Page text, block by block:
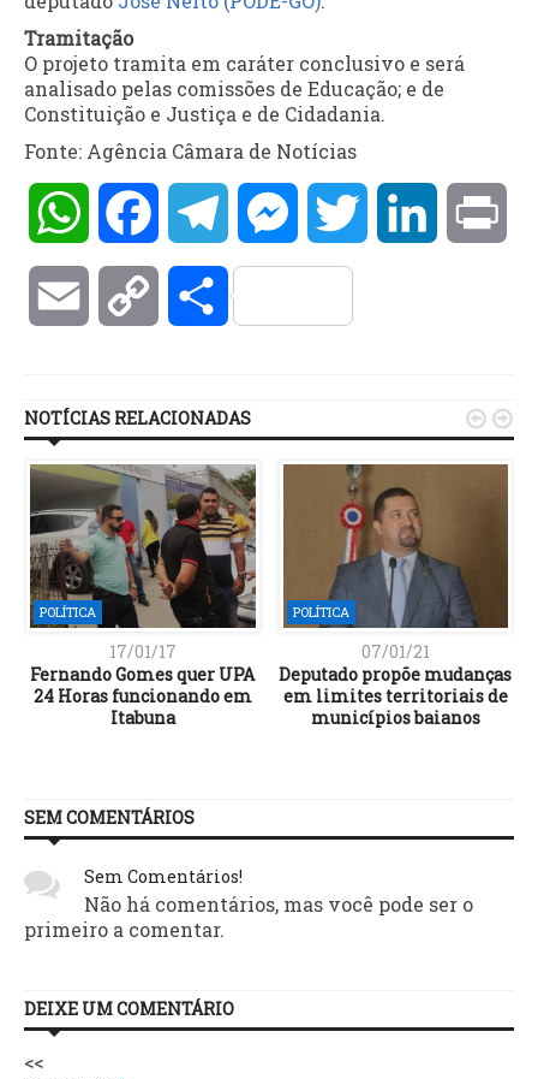
Tramitação
O projeto tramita em caráter conclusivo e será
analisado pelas comissões de Educação; e de
Constituição e Justiça e de Cidadania.
Fonte: Agência Câmara de Notícias
WhatsAppFacebookTelegramMessengerTwitter LinkedIn
Email Copy Compartilhar
NOTÍCIAS RELACIONADAS
POLÍTICA
17/01/17
Fernando Gomes quer UPA
24 Horas funcionando em
Itabuna
POLÍTICA
07/01/21
Deputado propõe mudanças
em limites territoriais de
municípios baianos
 
SEM COMENTÁRIOS
Sem Comentários!
Não há comentários, mas você pode ser o
primeiro a comentar.
DEIXE UM COMENTÁRIO
<<